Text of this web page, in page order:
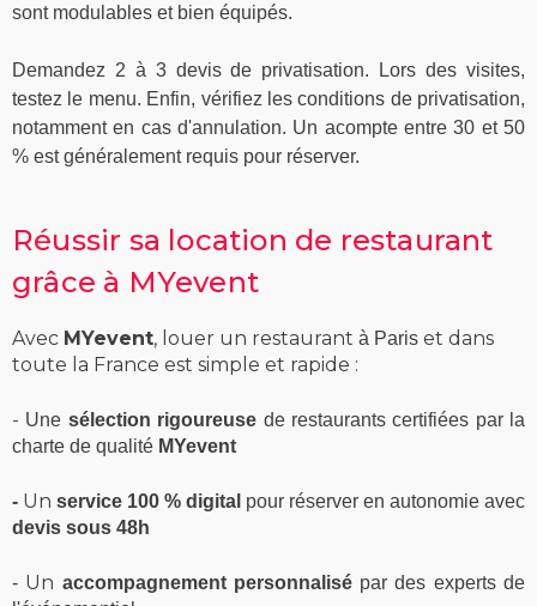
sont modulables et bien équipés.
Demandez 2 à 3 devis de privatisation. Lors des visites,
testez le menu. Enfin, vérifiez les conditions de privatisation,
notamment en cas d'annulation. Un acompte entre 30 et 50
% est généralement requis pour réserver.
Réussir sa location de restaurant
grâce à MYevent
Avec MYevent, louer un restaurant à Paris et dans
toute la France est simple et rapide :
- Une sélection rigoureuse de restaurants certifiées par la
charte de qualité MYevent
- Un service 100 % digital pour réserver en autonomie avec
devis sous 48h
- Un accompagnement personnalisé par des experts de